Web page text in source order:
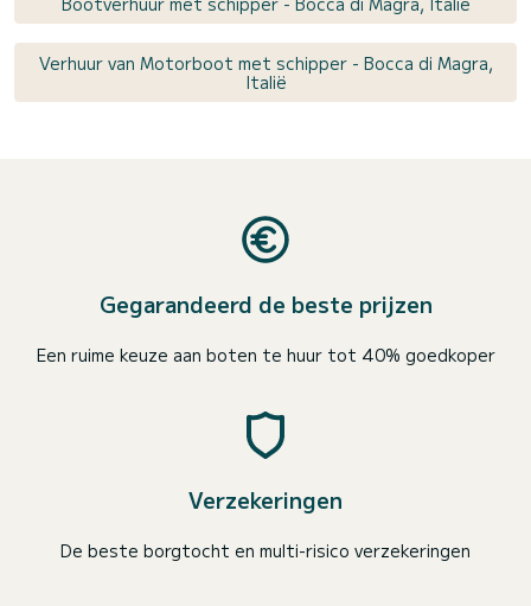
Verhuur van Motorboot met schipper - Bocca di Magra,
Italië
Gegarandeerd de beste prijzen
Een ruime keuze aan boten te huur tot 40% goedkoper
Verzekeringen
De beste borgtocht en multi-risico verzekeringen